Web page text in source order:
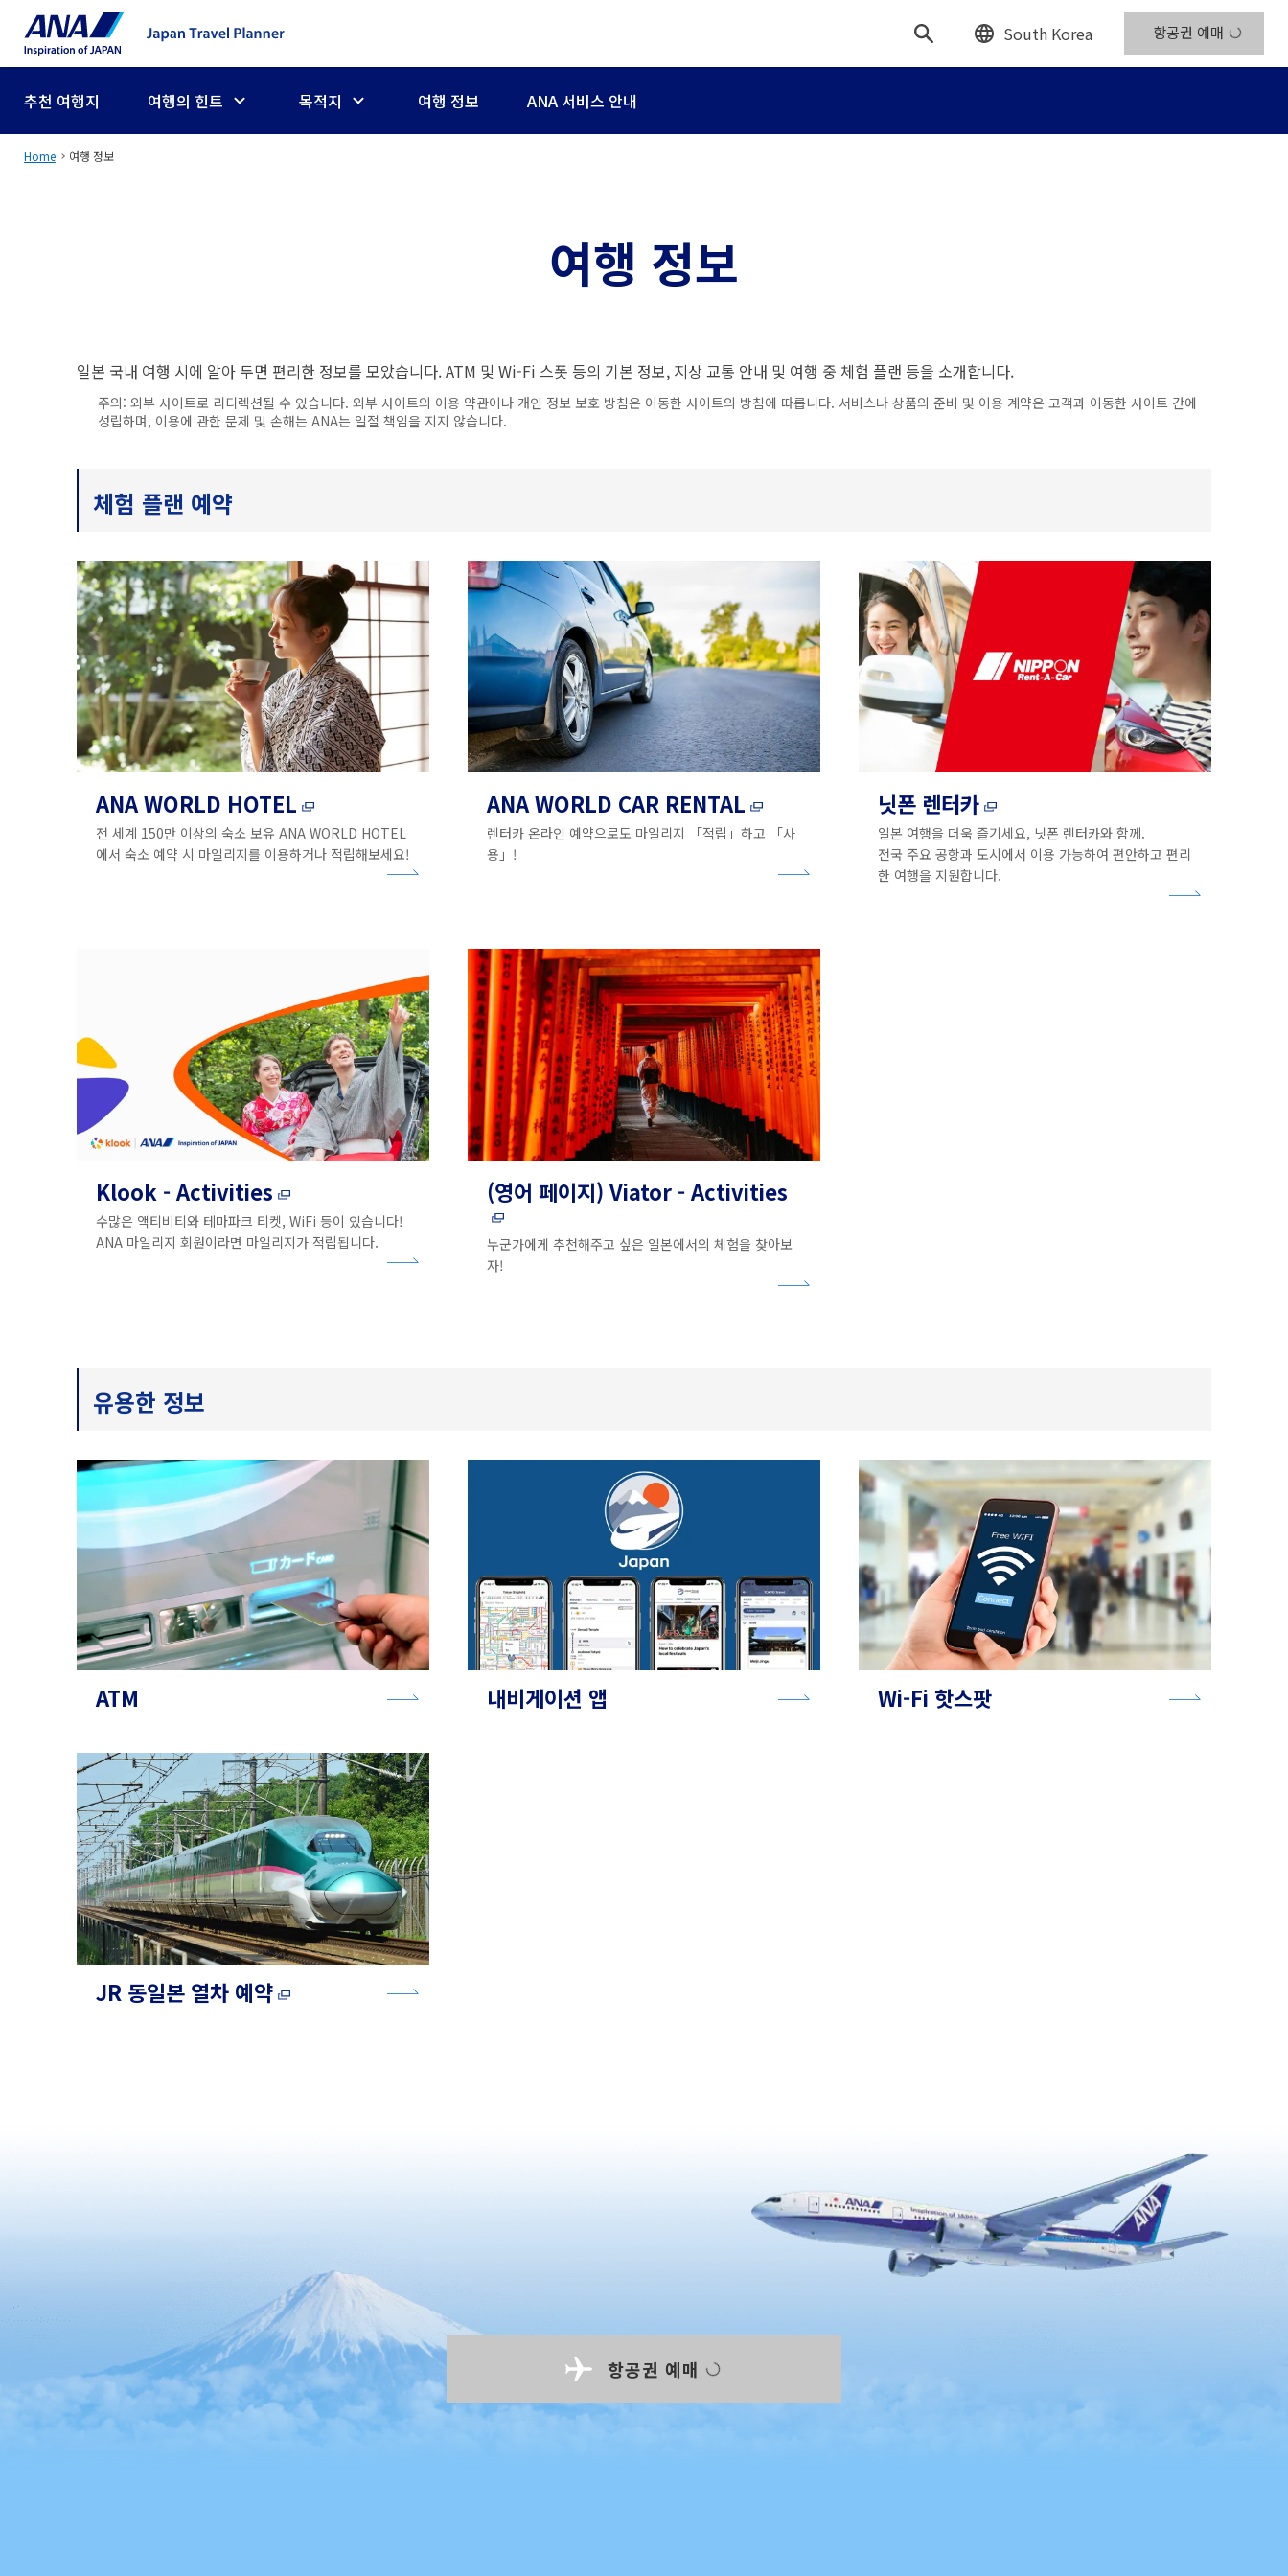
South Korea 항공권 예매
추천 여행지 여행의 힌트 목적지 여행 정보 ANA 서비스 안내
Home 여행 정보
여행 정보
일본 국내 여행 시에 알아 두면 편리한 정보를 모았습니다. ATM 및 Wi-Fi 스폿 등의 기본 정보, 지상 교통 안내 및 여행 중 체험 플랜 등을 소개합니다.
주의: 외부 사이트로 리디렉션될 수 있습니다. 외부 사이트의 이용 약관이나 개인 정보 보호 방침은 이동한 사이트의 방침에 따릅니다. 서비스나 상품의 준비 및 이용 계약은 고객과 이동한 사이트 간에
성립하며, 이용에 관한 문제 및 손해는 ANA는 일절 책임을 지지 않습니다.
체험 플랜 예약
ANA WORLD HOTEL
전 세계 150만 이상의 숙소 보유 ANA WORLD HOTEL
에서 숙소 예약 시 마일리지를 이용하거나 적립해보세요!
ANA WORLD CAR RENTAL
렌터카 온라인 예약으로도 마일리지 「적립」하고 「사
용」!
닛폰 렌터카
일본 여행을 더욱 즐기세요, 닛폰 렌터카와 함께.
전국 주요 공항과 도시에서 이용 가능하여 편안하고 편리
한 여행을 지원합니다.
Klook - Activities
수많은 액티비티와 테마파크 티켓, WiFi 등이 있습니다!
ANA 마일리지 회원이라면 마일리지가 적립됩니다.
(영어 페이지) Viator - Activities
누군가에게 추천해주고 싶은 일본에서의 체험을 찾아보
자!
유용한 정보
ATM 내비게이션 앱 Wi-Fi 핫스팟
JR 동일본 열차 예약
항공권 예매